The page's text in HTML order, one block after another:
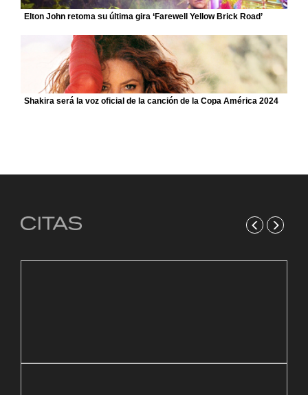
Elton John retoma su última gira ‘Farewell Yellow Brick Road’
Shakira será la voz oficial de la canción de la Copa América 2024